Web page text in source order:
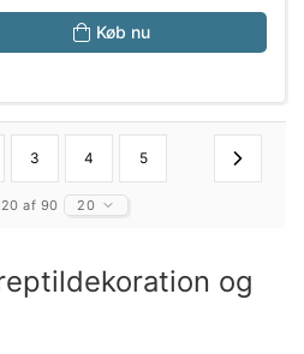
Køb nu
3 4 5
af 90 20
og